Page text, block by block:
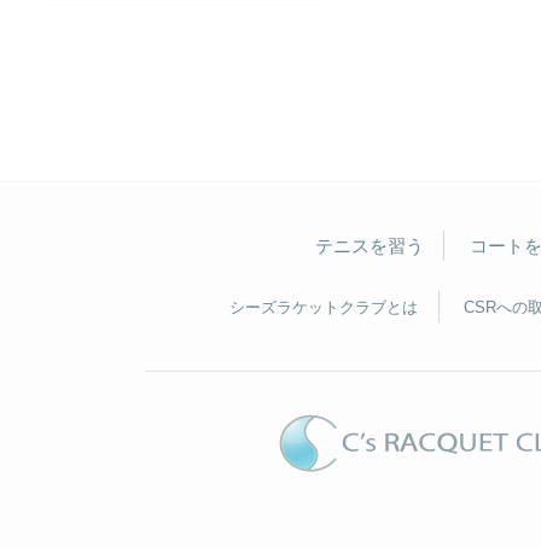
テニスを習う コート
シーズラケットクラブとは CSRへの